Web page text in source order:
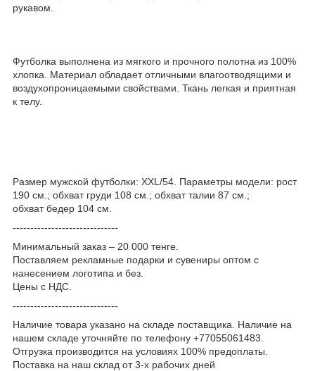
рукавом.
Футболка выполнена из мягкого и прочного полотна из 100%
хлопка. Материал обладает отличными влагоотводящими и
воздухопроницаемыми свойствами. Ткань легкая и приятная
к телу.
Размер мужской футболки: XXL/54. Параметры модели: рост
190 см.; обхват груди 108 см.; обхват талии 87 см.;
обхват бедер 104 см.
------------------------------
Минимальный заказ – 20 000 тенге.
Поставляем рекламные подарки и сувениры оптом с
нанесением логотипа и без.
Цены с НДС.
------------------------------
Наличие товара указано на складе поставщика. Наличие на
нашем складе уточняйте по телефону +77055061483.
Отгрузка производится на условиях 100% предоплаты.
Поставка на наш склад от 3-x рабочих дней